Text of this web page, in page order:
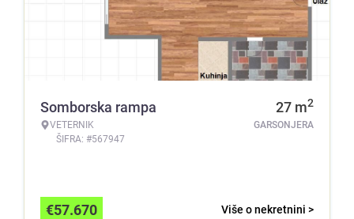
Somborska rampa
VETERNIK
ŠIFRA: #567947
27 m2
GARSONJERA
Više o nekretnini >
€57.670